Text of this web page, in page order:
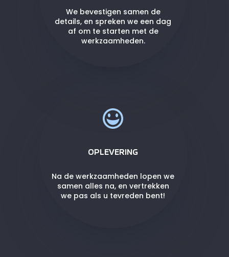
We bevestigen samen de
details, en spreken we een dag
af om te starten met de
werkzaamheden.
OPLEVERING
Na de werkzaamheden lopen we
samen alles na, en vertrekken
we pas als u tevreden bent!